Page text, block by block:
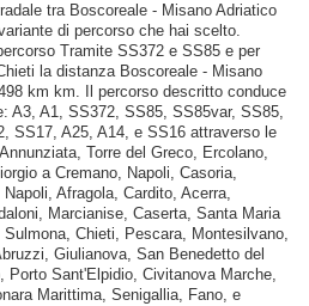
tra Boscoreale - Misano Adriatico
di percorso che hai scelto.
Tramite SS372 e SS85 e per
la distanza Boscoreale - Misano
km km. Il percorso descritto conduce
A3, A1, SS372, SS85, SS85var, SS85,
SS17, A25, A14, e SS16 attraverso le
Torre del Greco, Ercolano,
a Cremano, Napoli, Casoria,
Afragola, Cardito, Acerra,
Marcianise, Caserta, Santa Maria
Sulmona, Chieti, Pescara, Montesilvano,
Giulianova, San Benedetto del
Porto Sant'Elpidio, Civitanova Marche,
Marittima, Senigallia, Fano, e